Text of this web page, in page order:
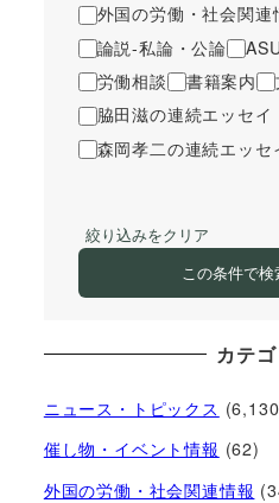
外国の労働・社会関連
論説-私論・公論
労働相談
書籍案内
脇田滋の連続エッセイ
森岡孝二の連続エッセ
絞り込みをクリア
この条件で検
カテ
ニュース・トピックス
催し物・イベント情報 (62)
外国の労働・社会関連情報